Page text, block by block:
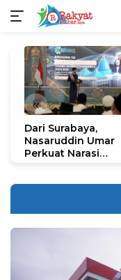
konten
«
Dari Surabaya,
Nasaruddin Umar
Perkuat Narasi